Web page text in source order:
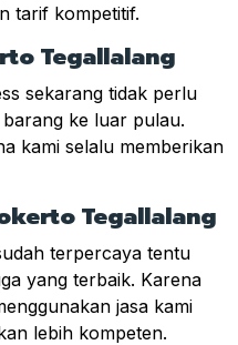
tarif kompetitif.
Tegallalang
sekarang tidak perlu
ke luar pulau.
kami selalu memberikan
Tegallalang
terpercaya tentu
yang terbaik. Karena
jasa kami
lebih kompeten.